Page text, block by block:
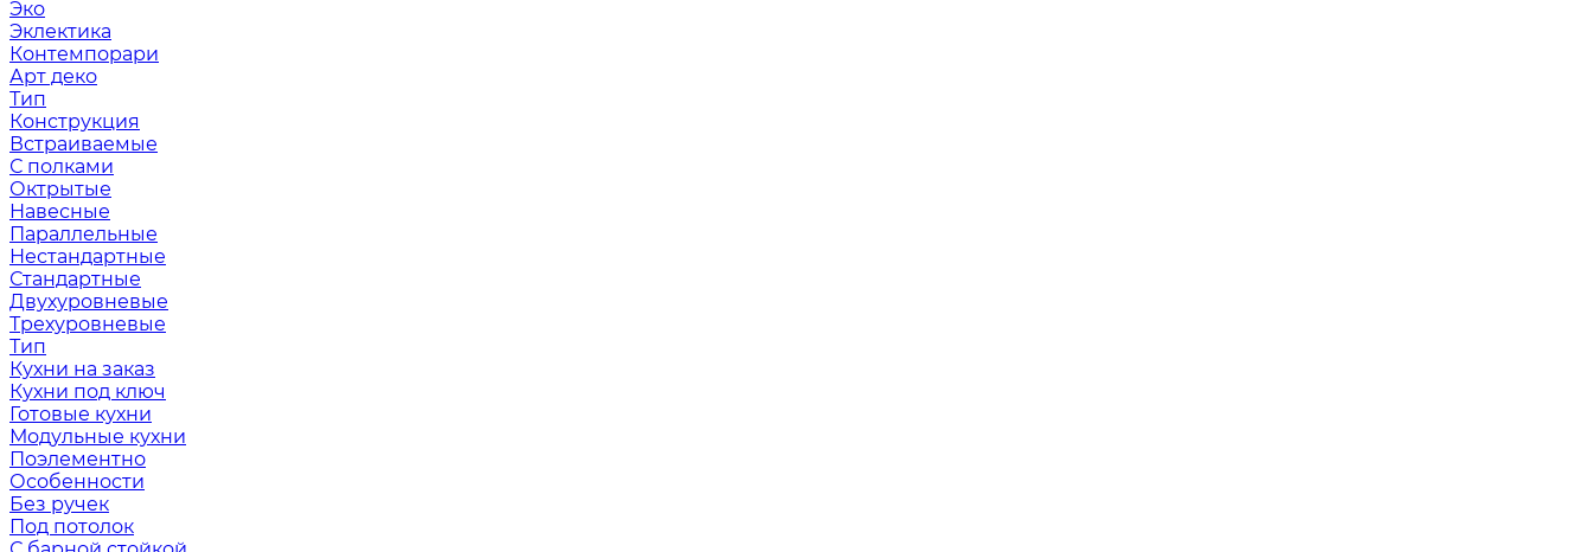
Эко
Эклектика
Контемпорари
Арт деко
Тип
Конструкция
Встраиваемые
С полками
Октрытые
Навесные
Параллельные
Нестандартные
Стандартные
Двухуровневые
Трехуровневые
Тип
Кухни на заказ
Кухни под ключ
Готовые кухни
Модульные кухни
Поэлементно
Особенности
Без ручек
Под потолок